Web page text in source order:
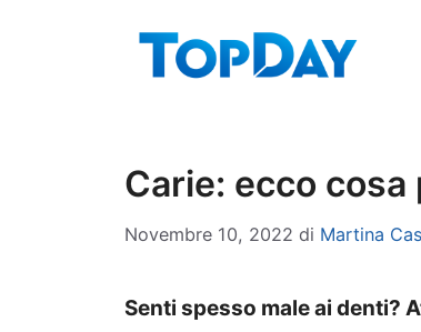
Carie: ecco
Novembre 10, 2022 di Martina
Senti spesso male ai denti?